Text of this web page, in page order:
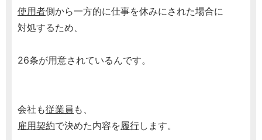
使用者側から一方的に仕事を休みにされた場合に
対処するため、
26条が用意されているんです。
会社も従業員 も、
雇用契約で決めた内容を履行します。